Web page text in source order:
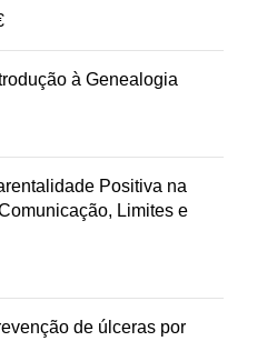
50.00€
Intervalo
preços:
20.00€
à Genealogia
Positiva na
Limites e
de úlceras por